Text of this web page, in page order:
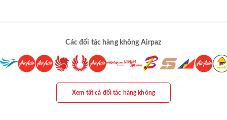
Các đối tác hàng không Airpaz
Xem tất cả đối tác hàng không